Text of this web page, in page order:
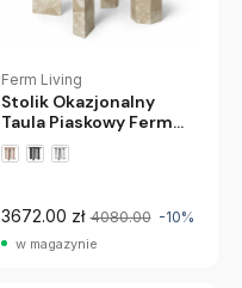
Ferm Living
Stolik Okazjonalny
Taula Piaskowy Ferm
Living
3672.00 zł 4080.00 -10%
w magazynie